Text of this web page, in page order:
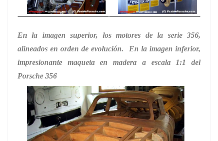
En la imagen superior, los motores de la serie 356,
alineados en orden de evolución. En la imagen inferior,
impresionante maqueta en madera a escala 1:1 del
Porsche 356